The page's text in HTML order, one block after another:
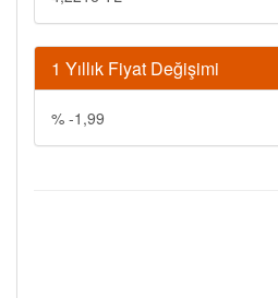
1 Yıllık Fiyat Değişimi
% -1,99